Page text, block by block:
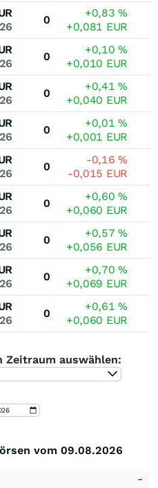
0
+0,83%
+0,081 EUR
0
+0,10%
+0,010 EUR
0
+0,41%
+0,040 EUR
0
+0,01%
+0,001 EUR
0
-0,16%
-0,015 EUR
0
+0,60%
+0,060 EUR
0
+0,57%
+0,056 EUR
0
+0,70%
+0,069 EUR
0
+0,61%
+0,060 EUR
Zeitraum auswählen:
vom 09.08.2026
-